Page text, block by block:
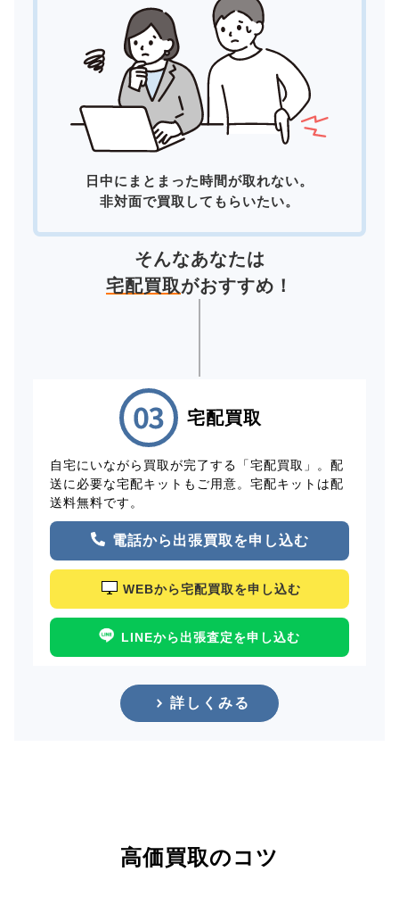
日中にまとまった時間が取れない。
非対面で買取してもらいたい。
そんなあなたは
宅配買取がおすすめ！
宅配買取
自宅にいながら買取が完了する「宅配買取」。配
送に必要な宅配キットもご用意。宅配キットは配
送料無料です。
電話から出張買取を申し込む
WEBから宅配買取を申し込む
LINEから出張査定を申し込む
詳しくみる
高価買取のコツ